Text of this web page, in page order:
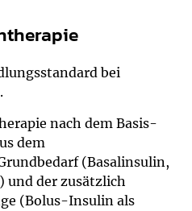
bei
nach dem Basis-
dem
(Basalinsulin,
und der zusätzlich
(Bolus-Insulin als